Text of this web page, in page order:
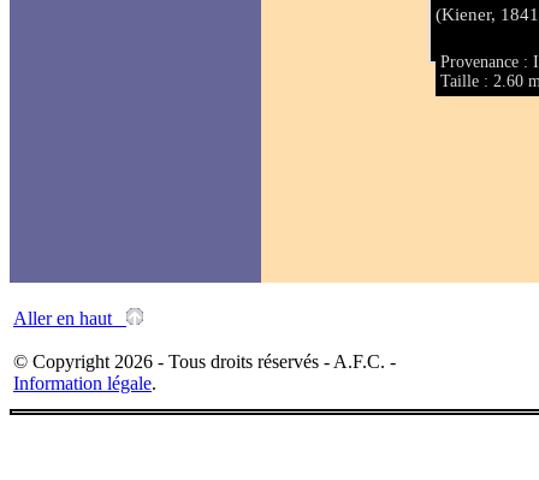
(Kiener,
Provenance :
Taille : 2.60
Aller en haut
© Copyright 2026 - Tous droits réservés - A.F.C. -
Information légale.